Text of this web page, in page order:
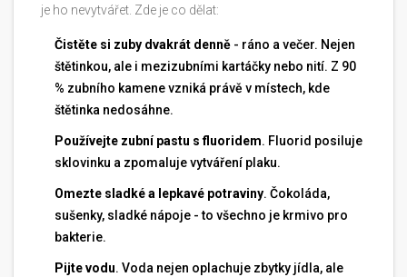
je ho nevytvářet. Zde je co dělat:
Čistěte si zuby dvakrát denně - ráno a večer. Nejen
štětinkou, ale i mezizubními kartáčky nebo nití. Z 90
% zubního kamene vzniká právě v místech, kde
štětinka nedosáhne.
Používejte zubní pastu s fluoridem. Fluorid posiluje
sklovinku a zpomaluje vytváření plaku.
Omezte sladké a lepkavé potraviny. Čokoláda,
sušenky, sladké nápoje - to všechno je krmivo pro
bakterie.
Pijte vodu. Voda nejen oplachuje zbytky jídla, ale